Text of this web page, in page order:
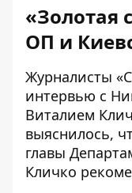
«Золотая
ОП и
Журналисты
интервью с
Виталием
выяснилось,
главы
Кличко